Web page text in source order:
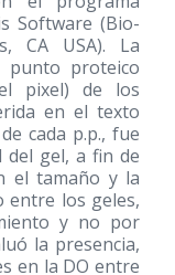
Software (Bio-
CA USA). La
punto proteico
pixel) de los
en el texto
cada p.p., fue
del gel, a fin de
el tamaño y la
entre los geles,
y no por
la presencia,
en la DO entre